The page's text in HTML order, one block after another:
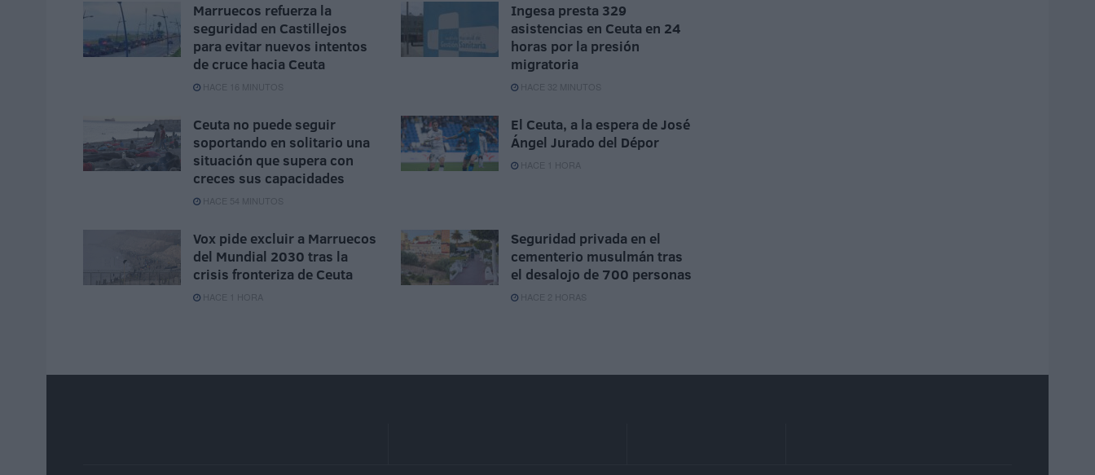
Marruecos refuerza la
seguridad en Castillejos
para evitar nuevos intentos
de cruce hacia Ceuta
HACE 16 MINUTOS
Ingesa presta 329
asistencias en Ceuta en 24
horas por la presión
migratoria
HACE 32 MINUTOS
Ceuta no puede seguir
soportando en solitario una
situación que supera con
creces sus capacidades
HACE 54 MINUTOS
El Ceuta, a la espera de José
Ángel Jurado del Dépor
HACE 1 HORA
Vox pide excluir a Marruecos
del Mundial 2030 tras la
crisis fronteriza de Ceuta
HACE 1 HORA
Seguridad privada en el
cementerio musulmán tras
el desalojo de 700 personas
HACE 2 HORAS